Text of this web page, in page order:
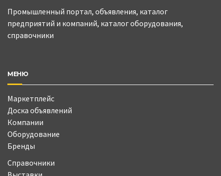
Промышленный портал, объявления, каталог
предприятий и компаний, каталог оборудования,
справочники
МЕНЮ
Маркетплейс
Доска объявлений
Компании
Оборудование
Бренды
Справочники